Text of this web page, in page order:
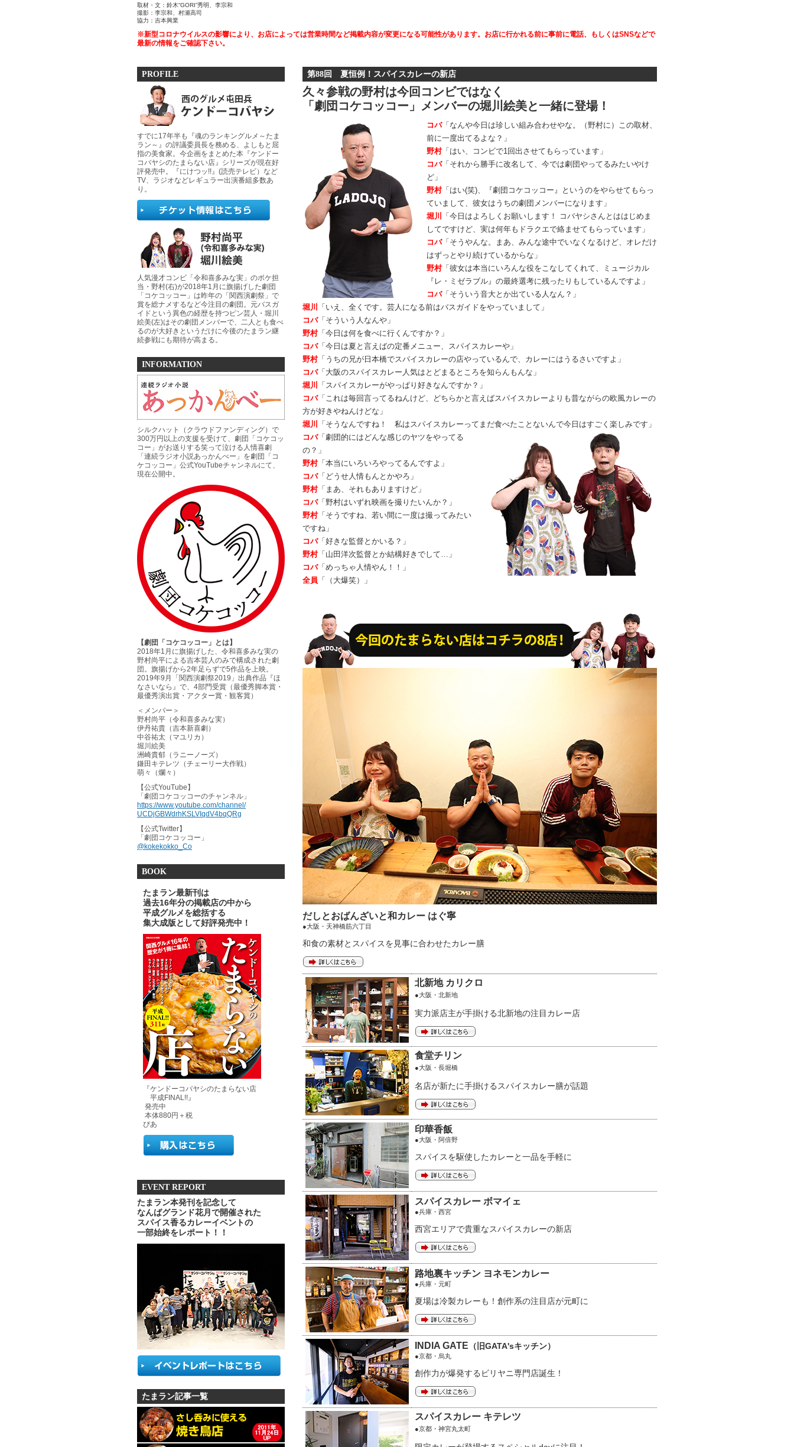
取材・文：鈴木“GORI”秀明、李宗和
撮影：李宗和、村瀬高司
協力：吉本興業
※新型コロナウイルスの影響により、お店によっては営業時間など掲載内容が変更になる可能性があります。お店に行かれる前に事前に電話、もしくはSNSなどで
最新の情報をご確認下さい。
第88回 夏恒例！スパイスカレーの新店
久々参戦の野村は今回コンビではなく
「劇団コケコッコー」メンバーの堀川絵美と一緒に登場！
コバ「なんや今日は珍しい組み合わせやな。（野村に）この取材、
前に一度出てるよな？」
野村「はい、コンビで1回出させてもらっています」
コバ「それから勝手に改名して、今では劇団やってるみたいやけ
ど」
野村「はい(笑)、『劇団コケコッコー』というのをやらせてもらっ
ていまして、彼女はうちの劇団メンバーになります」
堀川
「今日はよろしくお願いします！ コバヤシさんとははじめま
してですけど、実は何年もドラクエで絡ませてもらっています」
コバ「そうやんな。まあ、みんな途中でいなくなるけど、オレだけ
はずっとやり続けているからな」
野村「彼女は本当にいろんな役をこなしてくれて、ミュージカル
『レ・ミゼラブル』の最終選考に残ったりもしているんですよ」
コバ「そういう音大とか出ている人なん？」
堀川
「いえ、全くです。芸人になる前はバスガイドをやっていまして」
コバ「そういう人なんや」
野村「今日は何を食べに行くんですか？」
コバ「今日は夏と言えばの定番メニュー、スパイスカレーや」
野村「うちの兄が日本橋でスパイスカレーの店やっているんで、カレーにはうるさいですよ」
コバ「大阪のスパイスカレー人気はとどまるところを知らんもんな」
堀川
「スパイスカレーがやっぱり好きなんですか？」
コバ「これは毎回言ってるねんけど、どちらかと言えばスパイスカレーよりも昔ながらの欧風カレーの
方が好きやねんけどな」
堀川
「そうなんですね！ 私はスパイスカレーってまだ食べたことないんで今日はすごく楽しみです」
コバ「劇団的にはどんな感じのヤツをやってる
の？」
野村「本当にいろいろやってるんですよ」
コバ「どうせ人情もんとかやろ」
野村「まあ、それもありますけど」
コバ「野村はいずれ映画を撮りたいんか？」
野村「そうですね、若い間に一度は撮ってみたい
ですね」
コバ「好きな監督とかいる？」
野村「山田洋次監督とか結構好きでして…」
コバ「めっちゃ人情やん！！」
全員 「（大爆笑）」
だしとおばんざいと和カレー はぐ寧
●大阪・天神橋筋六丁目
和食の素材とスパイスを見事に合わせたカレー膳
北新地 カリクロ
●大阪・北新地
実力派店主が手掛ける北新地の注目カレー店
食堂チリン
●大阪・長堀橋
名店が新たに手掛けるスパイスカレー膳が話題
印華香飯
●大阪・阿倍野
スパイスを駆使したカレーと一品を手軽に
スパイスカレー ボマイェ
●兵庫・西宮
西宮エリアで貴重なスパイスカレーの新店
路地裏キッチン ヨネモンカレー
●兵庫・元町
夏場は冷製カレーも！創作系の注目店が元町に
INDIA GATE （旧GATA'sキッチン）
●京都・烏丸
創作力が爆発するビリヤニ専門店誕生！
スパイスカレー キテレツ
●京都・神宮丸太町
PROFILE
すでに17年半も『魂のランキングルメ～たま
ラン～』の評議委員長を務める、よしもと屈
指の美食家。今企画をまとめた本『ケンドー
コバヤシのたまらない店』シリーズが現在好
評発売中。『にけつッ!!』(読売テレビ）など
TV、ラジオなどレギュラー出演番組多数あ
り。
人気漫才コンビ「令和喜多みな実」のボケ担
当・野村(右)が2018年1月に旗揚げした劇団
「コケコッコー」は昨年の「関西演劇祭」で
賞を総ナメするなど今注目の劇団。元バスガ
イドという異色の経歴を持つピン芸人・堀川
絵美(左)はその劇団メンバーで、二人とも食べ
るのが大好きというだけに今後のたまラン継
続参戦にも期待が高まる。
INFORMATION
シルクハット（クラウドファンディング）で
300万円以上の支援を受けて、劇団「コケコッ
コー」がお送りする笑って泣ける人情喜劇
「連続ラジオ小説あっかんべー」を劇団「コ
ケコッコー」公式YouTubeチャンネルにて、
現在公開中。
【劇団「コケコッコー」とは】
2018年1月に旗揚げした、令和喜多みな実の
野村尚平による吉本芸人のみで構成された劇
団。旗揚げから2年足らずで5作品を上映。
2019年9月「関西演劇祭2019」出典作品『ほ
なさいなら』で、4部門受賞（最優秀脚本賞・
最優秀演出賞・アクター賞・観客賞）
＜メンバー＞
野村尚平（令和喜多みな実）
伊丹祐貴（吉本新喜劇）
中谷祐太（マユリカ）
堀川絵美
洲崎貴郁（ラニーノーズ）
鎌田キテレツ（チェーリー大作戦）
萌々（爛々）
【公式YouTube】
「劇団コケコッコーのチャンネル」
https://www.youtube.com/channel/
UCDjGBWdrhKSLVIqdV4bqQRg
【公式Twitter】
「劇団コケコッコー」
@kokekokko_Co
BOOK
たまラン最新刊は
過去16年分の掲載店の中から
平成グルメを総括する
集大成版として好評発売中！
『ケンドーコバヤシのたまらない店
平成FINAL!!』
発売中
本体880円＋税
ぴあ
EVENT REPORT
たまラン本発刊を記念して
なんばグランド花月で開催された
スパイス香るカレーイベントの
一部始終をレポート！！
たまラン記事一覧